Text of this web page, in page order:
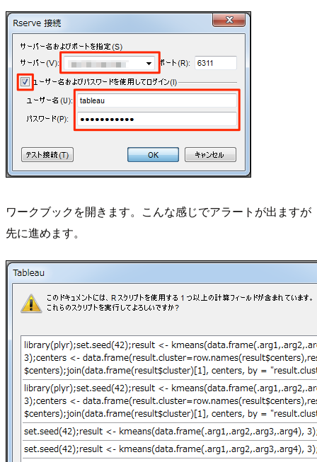
ワークブックを開きます。こんな感じでアラートが出ますが
先に進めます。